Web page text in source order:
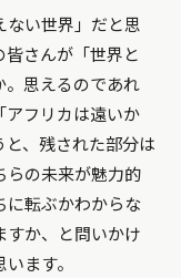
ない世界」だと思
さんが「世界と
。思えるのであれ
アフリカは遠いか
と、残された部分は
らの未来が魅力的
に転ぶかわからな
すか、と問いかけ
ます。